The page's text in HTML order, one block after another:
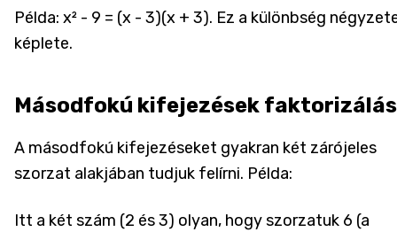
Példa: x² - 9 = (x - 3)(x + 3). Ez a különbség
képlete.
Másodfokú kifejezések
A másodfokú kifejezéseket gyakran két zárójeles
szorzat alakjában tudjuk felírni. Példa:
Itt a két szám (2 és 3) olyan, hogy szorzatuk 6 (a